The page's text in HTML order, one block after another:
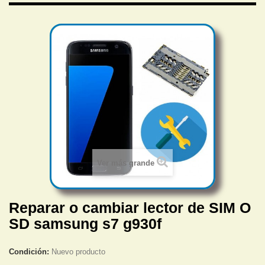
Ver más grande
Reparar o cambiar lector de SIM O
SD samsung s7 g930f
Condición: Nuevo producto